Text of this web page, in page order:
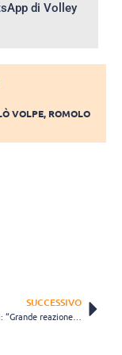
di Volley
VOLPE, ROMOLO
SUCCESSIVO
Videx, Ortenzi: “Grande reazione a Bergamo, ora ci aspettano cinque finali”